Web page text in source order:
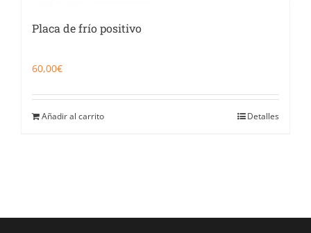
Placa de frío positivo
60,00€
Añadir al carrito Detalles